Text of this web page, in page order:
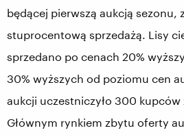
będącej pierwszą aukcją sezonu,
stuprocentową sprzedażą. Lisy
sprzedano po cenach 20%
30% wyższych od poziomu cen
aukcji uczestniczyło 300
Głównym rynkiem zbytu oferty